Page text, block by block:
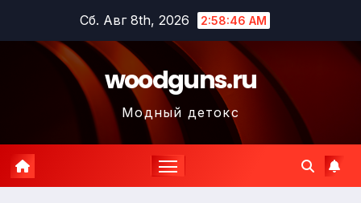
содержимому
Сб. Авг 8th, 2026 2:58:47 AM
woodguns.ru
Модный детокс